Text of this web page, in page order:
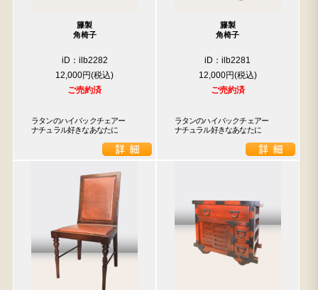
籐製
角椅子
iD：ilb2282
12,000円
ご売約済
ラタンのハイバックチェアー
ナチュラル好きなあなたに
籐製
角椅子
iD：ilb2281
12,000円
ご売約済
ラタンのハイバックチェアー
ナチュラル好きなあなたに